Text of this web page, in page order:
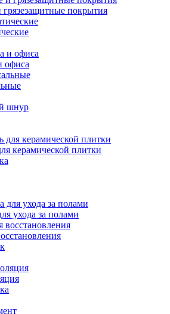
покрытия
офиса
шнур
керамической плитки
ухода за полами